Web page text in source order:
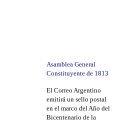
Asamblea General
Constituyente de 1813
El Correo Argentino
emitirá un sello postal
en el marco del Año del
Bicentenario de la